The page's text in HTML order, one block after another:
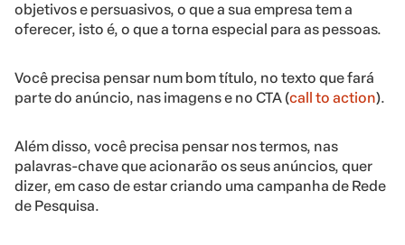
objetivos e persuasivos, o que a sua empresa tem a
oferecer, isto é, o que a torna especial para as pessoas.
Você precisa pensar num bom título, no texto que fará
parte do anúncio, nas imagens e no CTA (call to action).
Além disso, você precisa pensar nos termos, nas
palavras-chave que acionarão os seus anúncios, quer
dizer, em caso de estar criando uma campanha de Rede
de Pesquisa.